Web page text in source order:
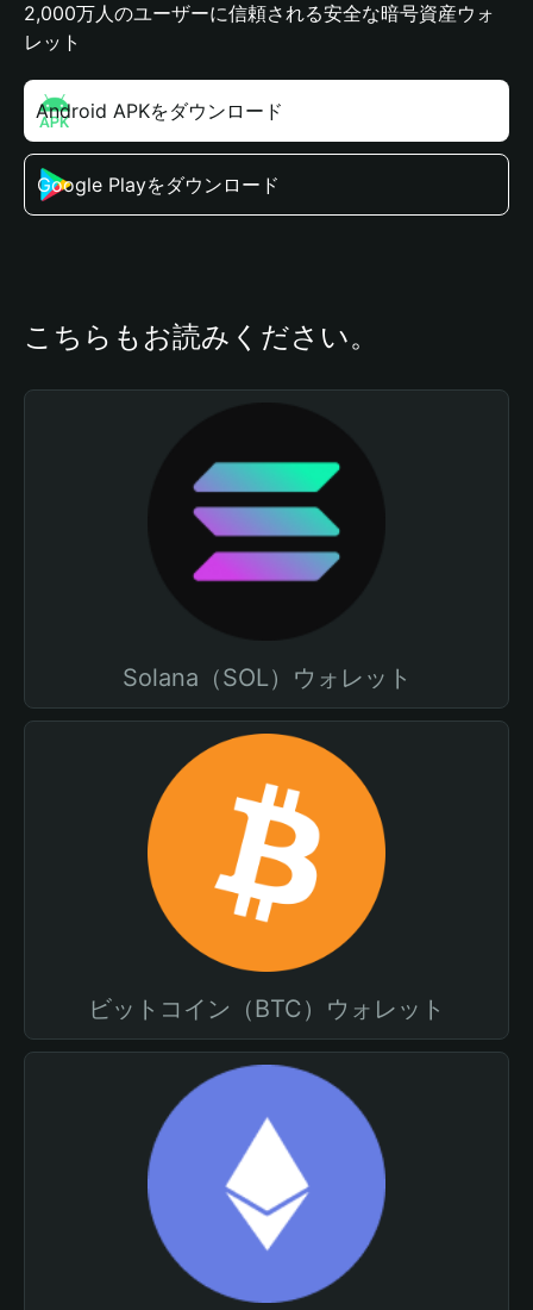
2,000万人のユーザーに信頼される安全な暗号資産ウォ
レット
Android APKをダウンロード
Google Playをダウンロード
こちらもお読みください。
Solana（SOL）ウォレット
ビットコイン（BTC）ウォレット